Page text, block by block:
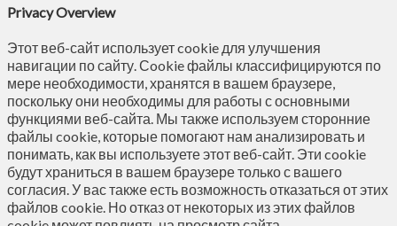
Privacy Overview
Этот веб-сайт использует cookie для улучшения
навигации по сайту. Сookie файлы классифицируются по
мере необходимости, хранятся в вашем браузере,
поскольку они необходимы для работы с основными
функциями веб-сайта. Мы также используем сторонние
файлы cookie, которые помогают нам анализировать и
понимать, как вы используете этот веб-сайт. Эти cookie
будут храниться в вашем браузере только с вашего
согласия. У вас также есть возможность отказаться от этих
файлов cookie. Но отказ от некоторых из этих файлов